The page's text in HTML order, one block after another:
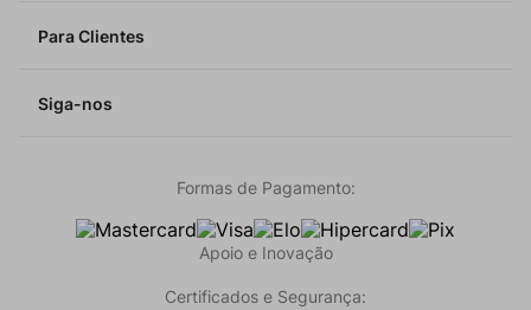
Para Clientes
Siga-nos
Formas de Pagamento:
Apoio e Inovação
Certificados e Segurança: